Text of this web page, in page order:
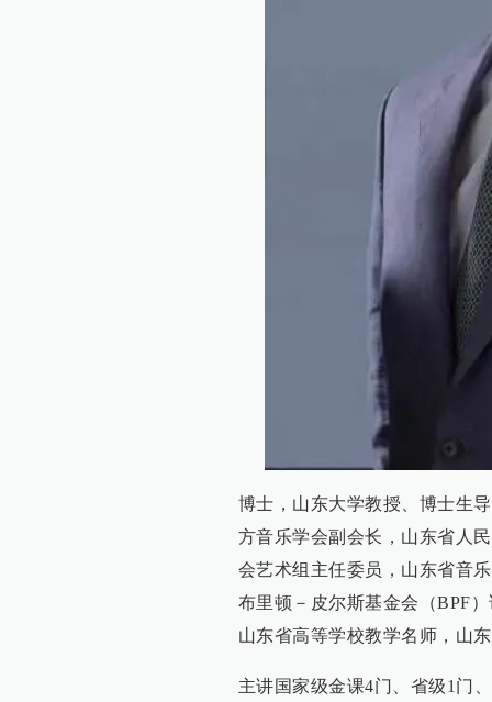
博士，山东大学教授、博士生
方音乐学会副会长，山东省人
会艺术组主任委员，山东省音
布里顿－皮尔斯基金会（BPF
山东省高等学校教学名师，山
主讲国家级金课4门、省级1门